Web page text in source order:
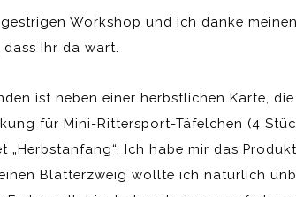
gestrigen Workshop und ich danke
dass Ihr da wart.
ist neben einer herbstlichen Karte,
für Mini-Rittersport-Täfelchen (4
„Herbstanfang“. Ich habe mir das
Blätterzweig wollte ich natürlich